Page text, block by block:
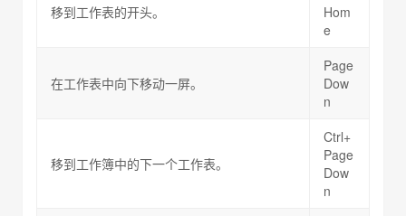
移到工作表的开头。
Hom
e
在工作表中向下移动一屏。
Page
Dow
n
移到工作簿中的下一个工作表。
Ctrl+
Page
Dow
n